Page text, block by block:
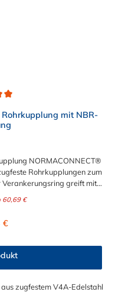
Rohrkupplung mit NBR-
NORMACONNECT®
Rohrkupplungen zum
greift mit
und sorgt für sichere und
GRIP E
60,69 €
Preis:
€